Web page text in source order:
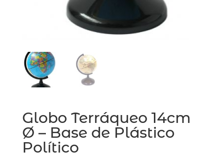
Globo Terráqueo 14cm
Ø – Base de Plástico
Político